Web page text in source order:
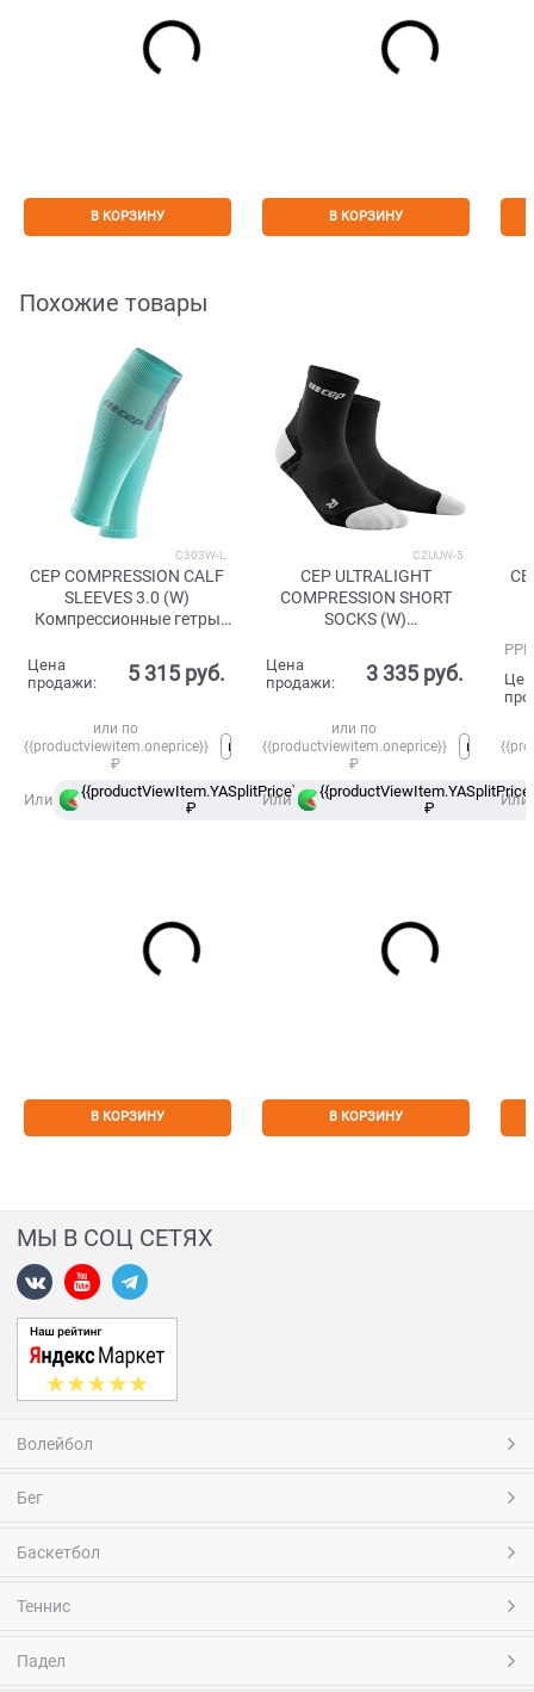
В КОРЗИНУ В КОРЗИНУ
Похожие товары
C303W-L
CEP COMPRESSION CALF
SLEEVES 3.0 (W)
Компрессионные гетры
Цена
продажи:
5 315 руб.
или по
{{productviewitem.oneprice}}
₽
Или
{{productViewItem.YASplitPrice}}
₽
в
Сплит
В КОРЗИНУ
C2UUW-5
CEP ULTRALIGHT
COMPRESSION SHORT
SOCKS (W)
ультратонкие носки для
бега женские Черный/
Цена
продажи:
3 335 руб.
или по
{{productviewitem.oneprice}}
₽
Или
₽
В КОРЗИНУ
Или
МЫ В СОЦ СЕТЯХ
Волейбол
Бег
Баскетбол
Теннис
Падел